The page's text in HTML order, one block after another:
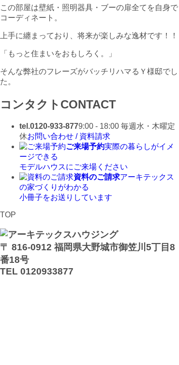
この部屋は壁紙・照明器具・ブーの扉全てを自身で
コーディネート。
上手に纏まっており、将来が楽しみな逸材です！！
「もっと住まいをおもしろく。」
そんな弊社のフレーズがバッチリハマるＹ様邸でし
た。
コンタクト CONTACT
tel.0120-933-8779:00 - 18:00 毎週水・木曜定
休お問い合わせ / 資料請求
ご来場予約実際の暮らしがイメ
ージできる
モデルハウスにご来場ください
資料のご請求アーキテックス
の家づくりがわかる
小冊子をお送りしています
TOP
〒 816-0912 福岡県大野城市御笠川5丁目8
番18号
TEL 0120933877